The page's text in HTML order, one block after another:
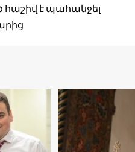
է պահանջել